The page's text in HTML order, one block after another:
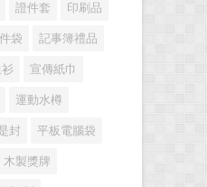
證件套 印刷品
袋 記事簿禮品
宣傳紙巾
運動水樽
封 平板電腦袋
木製獎牌